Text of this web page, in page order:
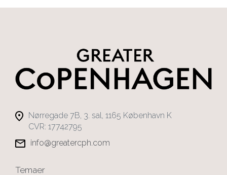
Nørregade 7B, 3. sal, 1165 København K
CVR: 17742795
info@greatercph.com
Temaer